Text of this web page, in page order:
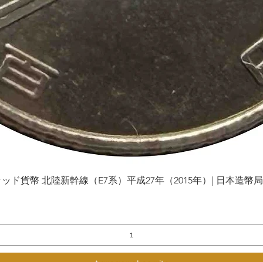
Vista rápida
ド貨幣 北陸新幹線（E7系）平成27年（2015年）| 日本造幣